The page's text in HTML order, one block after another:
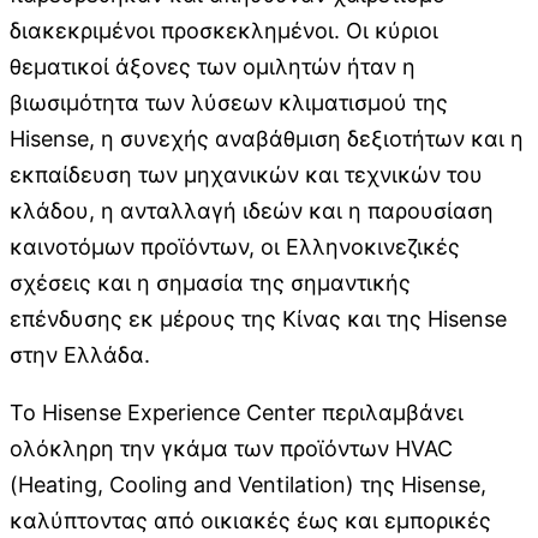
διακεκριμένοι προσκεκλημένοι. Οι κύριοι
θεματικοί άξονες των ομιλητών ήταν η
βιωσιμότητα των λύσεων κλιματισμού της
Hisense, η συνεχής αναβάθμιση δεξιοτήτων και η
εκπαίδευση των μηχανικών και τεχνικών του
κλάδου, η ανταλλαγή ιδεών και η παρουσίαση
καινοτόμων προϊόντων, οι Ελληνοκινεζικές
σχέσεις και η σημασία της σημαντικής
επένδυσης εκ μέρους της Κίνας και της Hisense
στην Ελλάδα.
Το Hisense Experience Center περιλαμβάνει
ολόκληρη την γκάμα των προϊόντων HVAC
(Heating, Cooling and Ventilation) της Hisense,
καλύπτοντας από οικιακές έως και εμπορικές